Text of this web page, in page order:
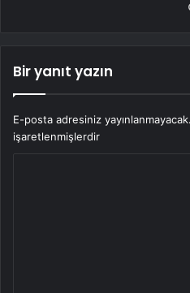
Bir yanıt yazın
E-posta adresiniz yayınlanmayacak.
işaretlenmişlerdir